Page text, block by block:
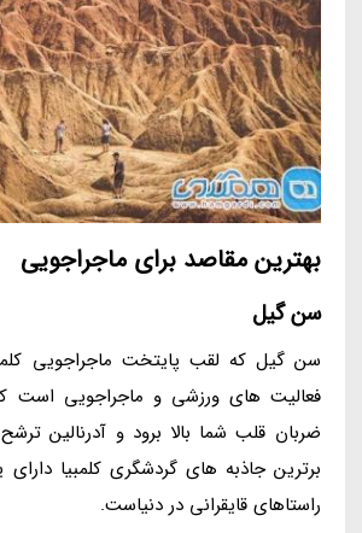
بهترین مقاصد برای ماجراجویی
سن گیل
سن گیل که لقب پایتخت ماجراجویی
فعالیت های ورزشی و ماجراجویی است
ضربان قلب شما بالا برود و آدرنالین
برترین جاذبه های گردشگری کلمبیا
راستاهای قایقرانی در دنیاست.